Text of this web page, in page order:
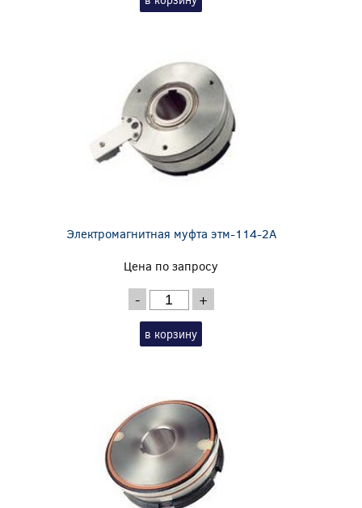
Электромагнитная муфта этм-114-2А
Цена по запросу
- +
в корзину